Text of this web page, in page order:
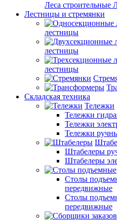
Леса
Лестницы и стремянки
лестницы
лестницы
лестницы
Складская техника
Тележки
Тележки
Тележки
Тележки
Штабелеры
Штабелеры
Столы
передвижные
Столы
передвижные